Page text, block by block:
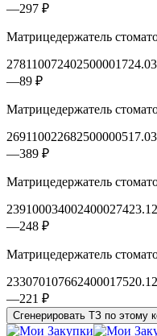
—297 ₽
Матрицедержатель
2781100724025000017
—89 ₽
Матрицедержатель
2691100226825000005
—389 ₽
Матрицедержатель
2391000340024000274
—248 ₽
Матрицедержатель
2330701076624000175
—221 ₽
Сгенерировать ТЗ по этому